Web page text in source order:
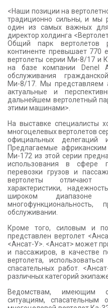
<Наши позиции на
традиционно сильны, и мы
один из самых важных
директор холдинга
Общий парк вертолетов
континенте превышает 770
вертолеты серии Ми-8/17 и
на базе компании Denel
обслуживания
Ми-8/17. Мы представляем
актуальные и
дальнейшем вертолетный
этими машинами>.
На выставке специалисты
многоцелевых вертолетов
официальных делегаций
Предлагаемые
Ми-172 из этой серии
использования в сфере
перевозки грузов и
вертолеты отличают
характеристики,
широком диапазоне
обслуживании.
Кроме того, силовым и
представлен вертолет
<Ансат-У>. <Ансат> может
и пассажиров, в качестве
вертолета,
спасательных работ.
различных категорий
Ведомствам, имеющим
ситуациям, спасательным